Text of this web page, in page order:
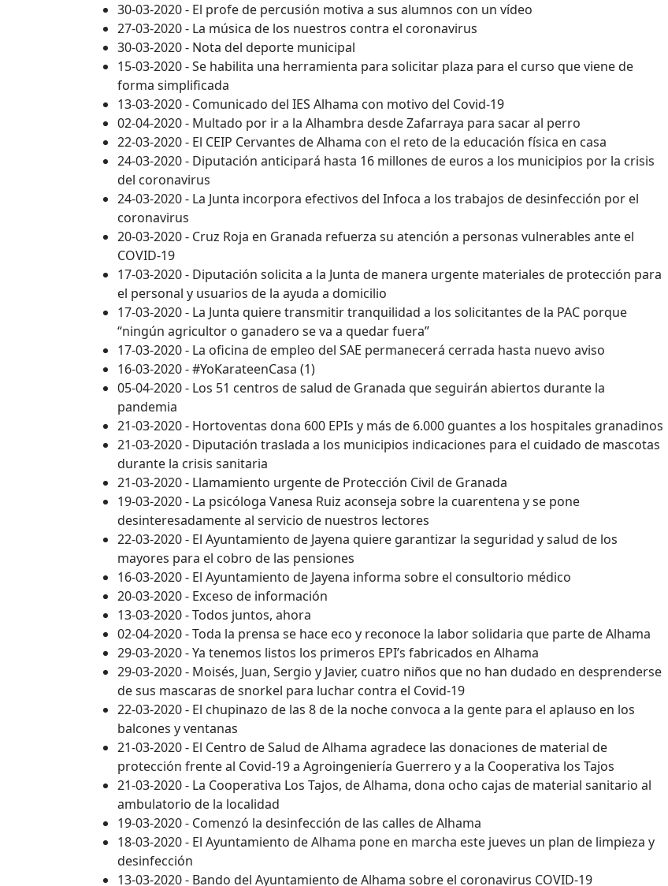
30-03-2020 - El profe de percusión motiva a sus alumnos con un vídeo
27-03-2020 - La música de los nuestros contra el coronavirus
30-03-2020 - Nota del deporte municipal
15-03-2020 - Se habilita una herramienta para solicitar plaza para el curso que viene de
forma simplificada
13-03-2020 - Comunicado del IES Alhama con motivo del Covid-19
02-04-2020 - Multado por ir a la Alhambra desde Zafarraya para sacar al perro
22-03-2020 - El CEIP Cervantes de Alhama con el reto de la educación física en casa
24-03-2020 - Diputación anticipará hasta 16 millones de euros a los municipios por la crisis
del coronavirus
24-03-2020 - La Junta incorpora efectivos del Infoca a los trabajos de desinfección por el
coronavirus
20-03-2020 - Cruz Roja en Granada refuerza su atención a personas vulnerables ante el
COVID-19
17-03-2020 - Diputación solicita a la Junta de manera urgente materiales de protección para
el personal y usuarios de la ayuda a domicilio
17-03-2020 - La Junta quiere transmitir tranquilidad a los solicitantes de la PAC porque
“ningún agricultor o ganadero se va a quedar fuera”
17-03-2020 - La oficina de empleo del SAE permanecerá cerrada hasta nuevo aviso
16-03-2020 - #YoKarateenCasa (1)
05-04-2020 - Los 51 centros de salud de Granada que seguirán abiertos durante la
pandemia
21-03-2020 - Hortoventas dona 600 EPIs y más de 6.000 guantes a los hospitales granadinos
21-03-2020 - Diputación traslada a los municipios indicaciones para el cuidado de mascotas
durante la crisis sanitaria
21-03-2020 - Llamamiento urgente de Protección Civil de Granada
19-03-2020 - La psicóloga Vanesa Ruiz aconseja sobre la cuarentena y se pone
desinteresadamente al servicio de nuestros lectores
22-03-2020 - El Ayuntamiento de Jayena quiere garantizar la seguridad y salud de los
mayores para el cobro de las pensiones
16-03-2020 - El Ayuntamiento de Jayena informa sobre el consultorio médico
20-03-2020 - Exceso de información
13-03-2020 - Todos juntos, ahora
02-04-2020 - Toda la prensa se hace eco y reconoce la labor solidaria que parte de Alhama
29-03-2020 - Ya tenemos listos los primeros EPI’s fabricados en Alhama
29-03-2020 - Moisés, Juan, Sergio y Javier, cuatro niños que no han dudado en desprenderse
de sus mascaras de snorkel para luchar contra el Covid-19
22-03-2020 - El chupinazo de las 8 de la noche convoca a la gente para el aplauso en los
balcones y ventanas
21-03-2020 - El Centro de Salud de Alhama agradece las donaciones de material de
protección frente al Covid-19 a Agroingeniería Guerrero y a la Cooperativa los Tajos
21-03-2020 - La Cooperativa Los Tajos, de Alhama, dona ocho cajas de material sanitario al
ambulatorio de la localidad
19-03-2020 - Comenzó la desinfección de las calles de Alhama
18-03-2020 - El Ayuntamiento de Alhama pone en marcha este jueves un plan de limpieza y
desinfección
13-03-2020 - Bando del Ayuntamiento de Alhama sobre el coronavirus COVID-19